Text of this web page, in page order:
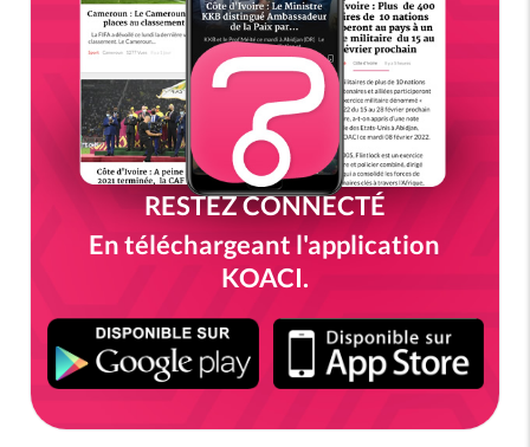
RESTEZ CONNECTÉ
En téléchargeant l'application
KOACI.